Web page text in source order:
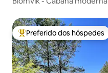
Entre os melhores
Preferido dos hóspedes